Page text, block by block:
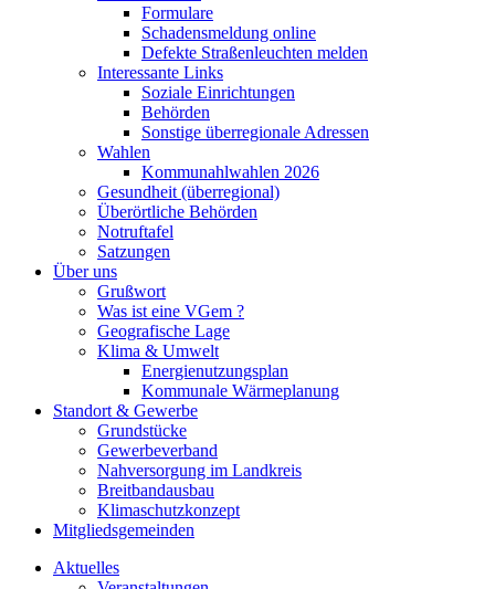
Formulare
Schadensmeldung online
Defekte Straßenleuchten melden
Interessante Links
Soziale Einrichtungen
Behörden
Sonstige überregionale Adressen
Wahlen
Kommunahlwahlen 2026
Gesundheit (überregional)
Überörtliche Behörden
Notruftafel
Satzungen
Über uns
Grußwort
Was ist eine VGem ?
Geografische Lage
Klima & Umwelt
Energienutzungsplan
Kommunale Wärmeplanung
Standort & Gewerbe
Grundstücke
Gewerbeverband
Nahversorgung im Landkreis
Breitbandausbau
Klimaschutzkonzept
Mitgliedsgemeinden
Aktuelles